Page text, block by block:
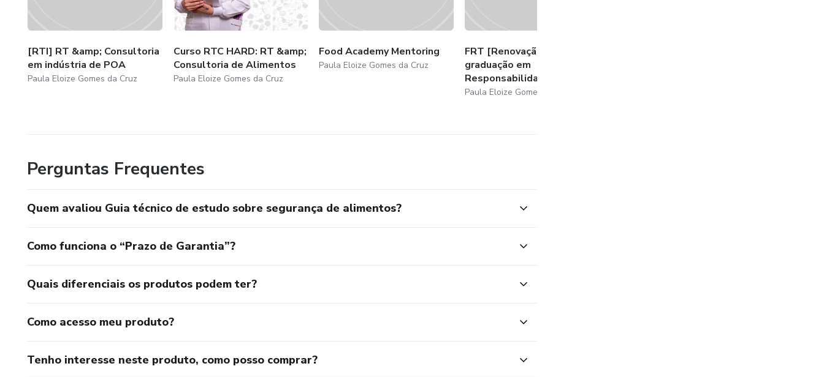
[RTI] RT &amp; Consultoria
em indústria de POA
Paula Eloize Gomes da Cruz
Curso RTC HARD: RT &amp;
Consultoria de Alimentos
Paula Eloize Gomes da Cruz
Food Academy Mentoring
Paula Eloize Gomes da Cruz
FRT [Renovação] - Pós
graduação em
Responsabilidade Técnica...
Paula Eloize Gomes da Cruz
Perguntas Frequentes
Quem avaliou Guia técnico de estudo sobre segurança de alimentos?
Como funciona o “Prazo de Garantia”?
Quais diferenciais os produtos podem ter?
Como acesso meu produto?
Tenho interesse neste produto, como posso comprar?